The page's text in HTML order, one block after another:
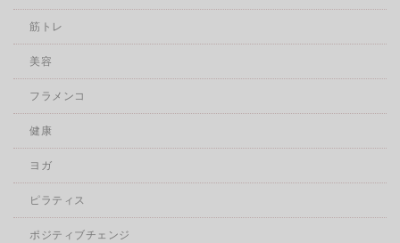
筋トレ
美容
フラメンコ
健康
ヨガ
ピラティス
ポジティブチェンジ